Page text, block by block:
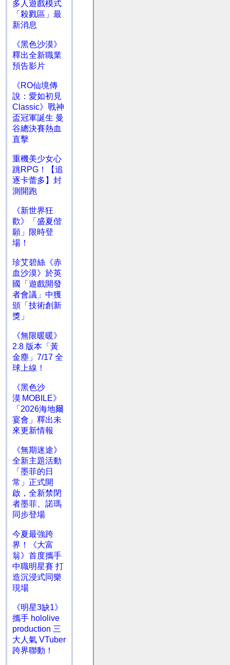
多人遊戲模式
「殺戮區」最
新消息
《黑色沙漠》
釋出全新職業
預告影片
《RO仙境傳
說：愛如初見
Classic》戰神
盃冠軍誕生 曼
谷總決賽熱血
直擊
重機美少女心
跳RPG！【追
逐卡蕾多】封
測開跑
《新世界狂
歡》「盛夏偕
願」限時登
場！
珍艾碧絲《赤
血沙漠》於英
國「遊戲開發
者會議」中獲
頒「技術創新
獎」
《無限暖暖》
2.8 版本「黃
金塵」7/17 全
球上線！
《黑色沙
漠 MOBILE》
「2026海地爾
宴會」釋出未
來更新情報
《無期迷途》
全新主題活動
「墨菲的日
常」正式開
啟，全新禁閉
者墨菲、諾瑪
同步登場
今夏最強跨
界！《大富
翁》首度攜手
中職明星賽 打
造沉浸式同樂
現場
《明星3缺1》
攜手 hololive
production 三
大人氣 VTuber
跨界聯動！